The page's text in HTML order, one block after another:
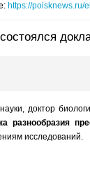
https://poisknews.ru/
доктор
разнообразия
исследований.